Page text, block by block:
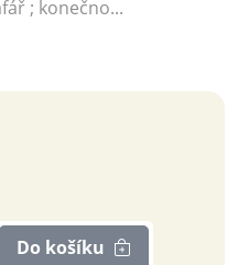
; konečno...
Do košíku